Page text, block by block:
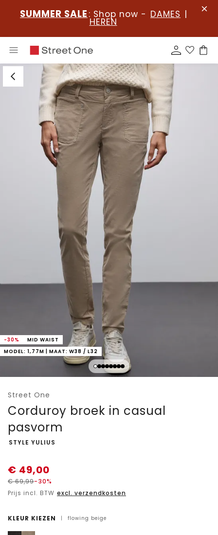
SUMMER SALE : Shop now - DAMES |
HEREN
-30%
MID WAIST
MODEL: 1,77M | MAAT: W38 / L32
Street One
Corduroy broek in casual
pasvorm
-
STYLE YULIUS
€ 49,00
€69,99-30%
Prijs incl. BTW excl. verzendkosten
KLEUR KIEZEN | flowing beige